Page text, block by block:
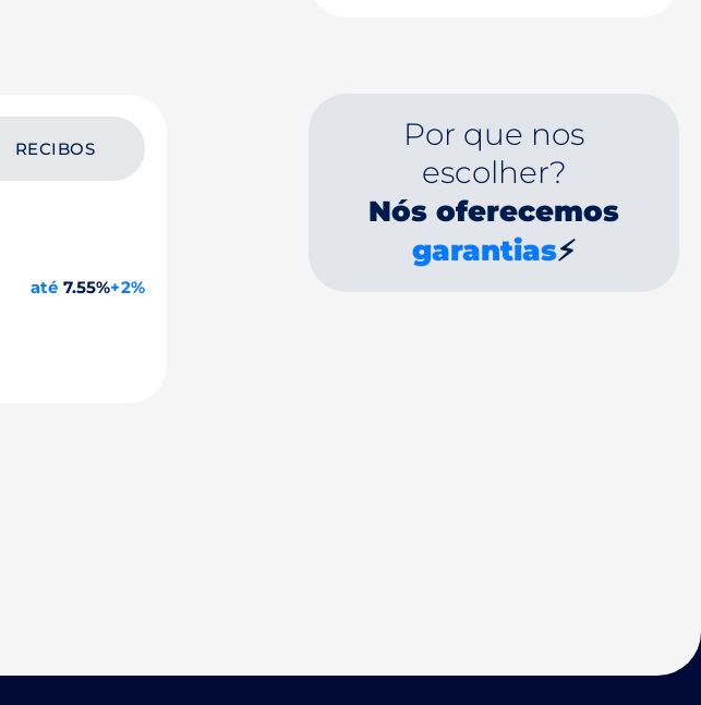
RECIBOS
até 7.55%+2%
Por que nos
escolher?
Nós oferecemos
garantias⚡